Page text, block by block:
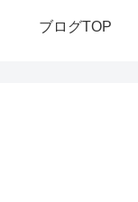
ブログTOP